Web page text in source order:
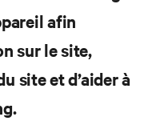
afin
sur le site,
site et d’aider à